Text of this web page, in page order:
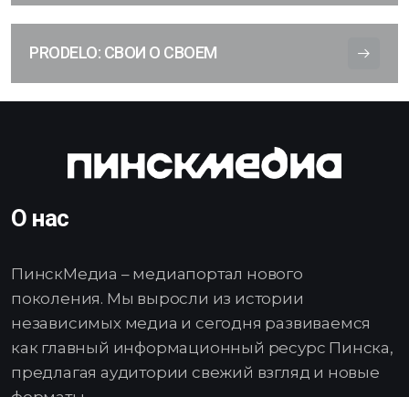
PRODELO: СВОИ О СВОЕМ
О нас
ПинскМедиа – медиапортал нового
поколения. Мы выросли из истории
независимых медиа и сегодня развиваемся
как главный информационный ресурс Пинска,
предлагая аудитории свежий взгляд и новые